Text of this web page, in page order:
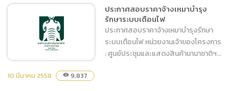
ประกาศสอบราคาต่อเติม
อาคารปลาช่อนอเมซอน
ประกาศสอบราคาจ้างเหมาบำรุง
รักษาระบบเตือนไฟ
ประกาศสอบราคาจ้างเหมาบำรุงรักษา
ระบบเตือนไฟ หน่วยงานเจ้าของโครงการ
: ศูนย์ประชุมและแสดงสินค้านานาชาติฯ...
10 มีนาคม 2558 visibility 9,837